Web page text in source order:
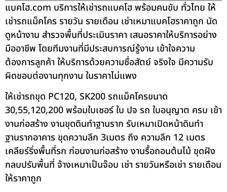
แบคโฮ.com บริการให้เช่ารถแบคโฮ พร้อมคนขับ ทั่วไทย ให้
เช่ารถแม็คโคร รายวัน รายเดือน เช่าเหมาแบคโฮราคาถูก นัด
ดูหน้างาน สำรวจพื้นที่ประเมินราคา เสนอราคาให้บริการอย่าง
มืออาชีพ โดยทีมงานที่มีประสบการณ์รู้งาน เข้าใจความ
ต้องการลูกค้า ให้บริการด้วยความซื่อสัตย์ จริงใจ มีความรับ
ผิดชอบต่องานทุกงาน ในราคาไม่แพง
ให้เช่ารถขุด PC120, SK200 รถแม็คโครขนาด
30,55,120,200 พร้อมใบเซอร์ ใบ ปจ รถ ใบอนุญาต ครบ เข้า
งานก่อสร้าง งานขุดดินทำฐานราก รับเหมาเปิดหน้าดินทำ
ฐานรากอาคาร ขุดความลึก 3เมตร ถึง ความลึก 12 เมตร
เคลียร์ริ่งพื้นที่รก ก่อนงานก่อสร้าง งานรื้อถอนต้นไม้ ขุดฝัง
กลบปรับพื้นที่ จ้างเหมาเป็นจ๊อบ เช่า รายวันหรือเช่า รายเดือน
ให้ราคาถูก